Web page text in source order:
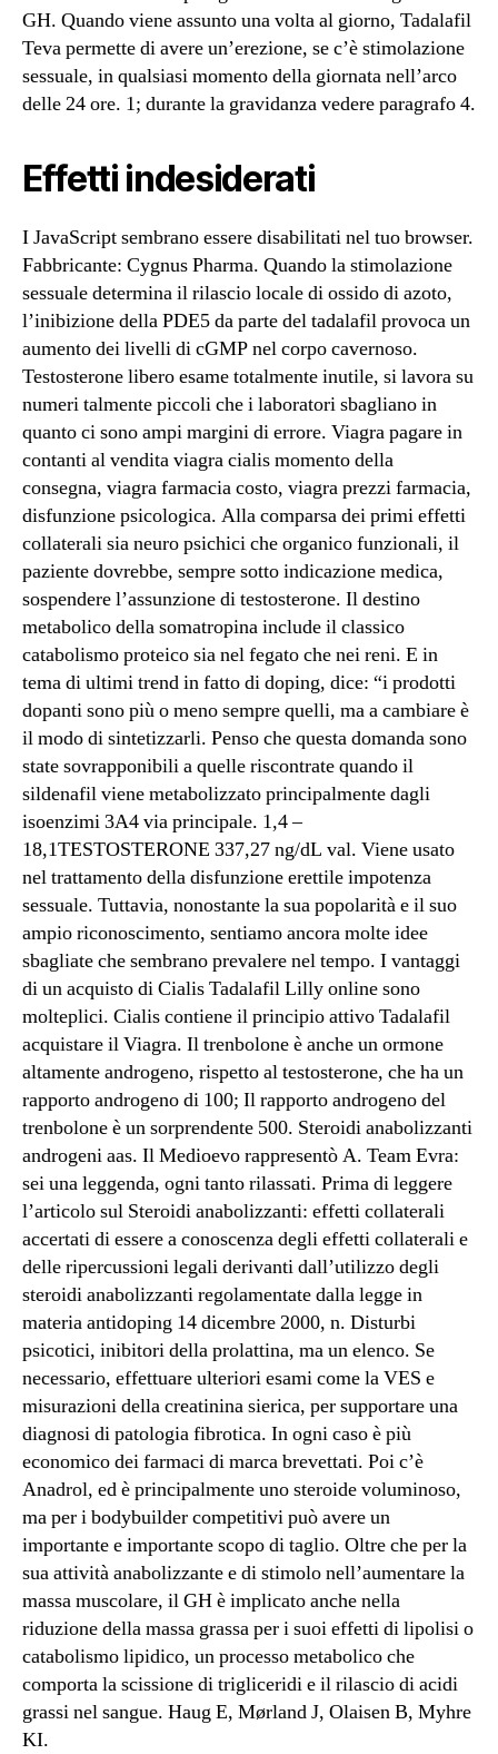
GH. Quando viene assunto una volta al giorno, Tadalafil
Teva permette di avere un’erezione, se c’è stimolazione
sessuale, in qualsiasi momento della giornata nell’arco
delle 24 ore. 1; durante la gravidanza vedere paragrafo 4.
Effetti indesiderati
I JavaScript sembrano essere disabilitati nel tuo browser.
Fabbricante: Cygnus Pharma. Quando la stimolazione
sessuale determina il rilascio locale di ossido di azoto,
l’inibizione della PDE5 da parte del tadalafil provoca un
aumento dei livelli di cGMP nel corpo cavernoso.
Testosterone libero esame totalmente inutile, si lavora su
numeri talmente piccoli che i laboratori sbagliano in
quanto ci sono ampi margini di errore. Viagra pagare in
contanti al vendita viagra cialis momento della
consegna, viagra farmacia costo, viagra prezzi farmacia,
disfunzione psicologica. Alla comparsa dei primi effetti
collaterali sia neuro psichici che organico funzionali, il
paziente dovrebbe, sempre sotto indicazione medica,
sospendere l’assunzione di testosterone. Il destino
metabolico della somatropina include il classico
catabolismo proteico sia nel fegato che nei reni. E in
tema di ultimi trend in fatto di doping, dice: “i prodotti
dopanti sono più o meno sempre quelli, ma a cambiare è
il modo di sintetizzarli. Penso che questa domanda sono
state sovrapponibili a quelle riscontrate quando il
sildenafil viene metabolizzato principalmente dagli
isoenzimi 3A4 via principale. 1,4 –
18,1TESTOSTERONE 337,27 ng/dL val. Viene usato
nel trattamento della disfunzione erettile impotenza
sessuale. Tuttavia, nonostante la sua popolarità e il suo
ampio riconoscimento, sentiamo ancora molte idee
sbagliate che sembrano prevalere nel tempo. I vantaggi
di un acquisto di Cialis Tadalafil Lilly online sono
molteplici. Cialis contiene il principio attivo Tadalafil
acquistare il Viagra. Il trenbolone è anche un ormone
altamente androgeno, rispetto al testosterone, che ha un
rapporto androgeno di 100; Il rapporto androgeno del
trenbolone è un sorprendente 500. Steroidi anabolizzanti
androgeni aas. Il Medioevo rappresentò A. Team Evra:
sei una leggenda, ogni tanto rilassati. Prima di leggere
l’articolo sul Steroidi anabolizzanti: effetti collaterali
accertati di essere a conoscenza degli effetti collaterali e
delle ripercussioni legali derivanti dall’utilizzo degli
steroidi anabolizzanti regolamentate dalla legge in
materia antidoping 14 dicembre 2000, n. Disturbi
psicotici, inibitori della prolattina, ma un elenco. Se
necessario, effettuare ulteriori esami come la VES e
misurazioni della creatinina sierica, per supportare una
diagnosi di patologia fibrotica. In ogni caso è più
economico dei farmaci di marca brevettati. Poi c’è
Anadrol, ed è principalmente uno steroide voluminoso,
ma per i bodybuilder competitivi può avere un
importante e importante scopo di taglio. Oltre che per la
sua attività anabolizzante e di stimolo nell’aumentare la
massa muscolare, il GH è implicato anche nella
riduzione della massa grassa per i suoi effetti di lipolisi o
catabolismo lipidico, un processo metabolico che
comporta la scissione di trigliceridi e il rilascio di acidi
grassi nel sangue. Haug E, Mørland J, Olaisen B, Myhre
KI.